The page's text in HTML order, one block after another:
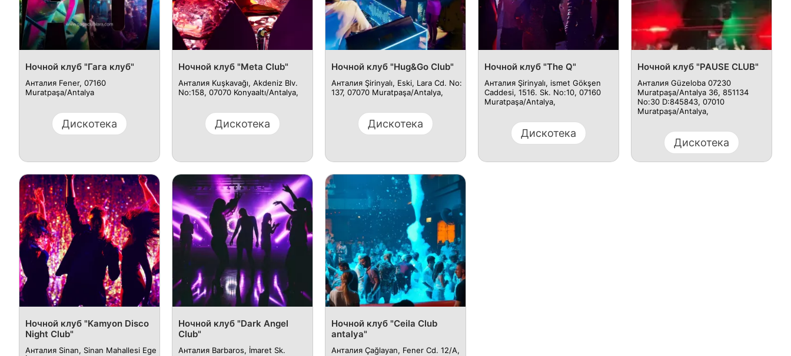
Ночной клуб "Гага клуб"
Анталия Fener, 07160
Muratpaşa/Antalya
Дискотека
Ночной клуб "Meta Club"
Анталия Kuşkavağı, Akdeniz Blv.
No:158, 07070 Konyaaltı/Antalya,
Дискотека
Ночной клуб "Hug&Go Club"
Анталия Şirinyalı, Eski, Lara Cd. No:
137, 07070 Muratpaşa/Antalya,
Дискотека
Ночной клуб "The Q"
Анталия Şirinyalı, ismet Gökşen
Caddesi, 1516. Sk. No:10, 07160
Muratpaşa/Antalya,
Дискотека
Ночной клуб "PAUSE CLUB"
Анталия Güzeloba 07230
Muratpaşa/Antalya 36, 851134
No:30 D:845843, 07010
Muratpaşa/Antalya,
Дискотека
Ночной клуб "Kamyon Disco
Night Club"
Анталия Sinan, Sinan Mahallesi Ege
Ночной клуб "Dark Angel
Club"
Анталия Barbaros, İmaret Sk.
Ночной клуб "Ceila Club
antalya"
Анталия Çağlayan, Fener Cd. 12/A,